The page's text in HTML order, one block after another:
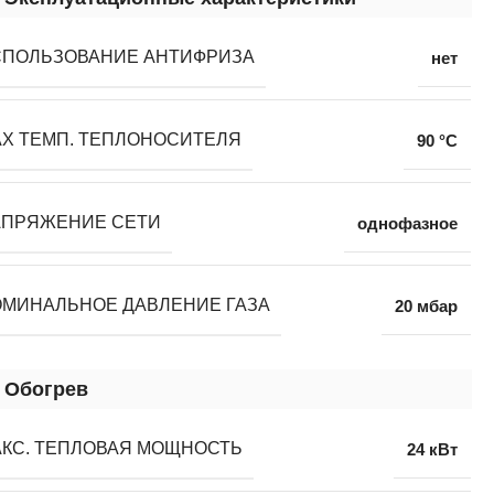
АНТИФРИЗА нет
ТЕМП. ТЕПЛОНОСИТЕЛЯ 90 °С
СЕТИ однофазное
ДАВЛЕНИЕ ГАЗА 20 мбар
Обогрев
ТЕПЛОВАЯ МОЩНОСТЬ 24 кВт